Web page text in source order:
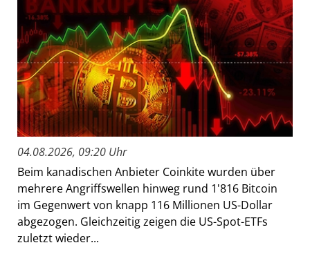
04.08.2026, 09:20 Uhr
Beim kanadischen Anbieter Coinkite wurden über
mehrere Angriffswellen hinweg rund 1'816 Bitcoin
im Gegenwert von knapp 116 Millionen US-Dollar
abgezogen. Gleichzeitig zeigen die US-Spot-ETFs
zuletzt wieder...